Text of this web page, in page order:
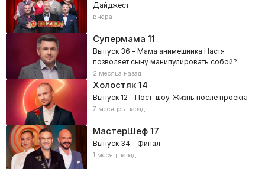
Дайджест
вчера
Супермама 11
Выпуск 36 - Мама анимешника Настя
позволяет сыну манипулировать собой?
2 месяца назад
Холостяк14
Выпуск 12 - Пост-шоу. Жизнь после проекта
7 месяцев назад
МастерШеф17
Выпуск 34 - Финал
1 месяц назад